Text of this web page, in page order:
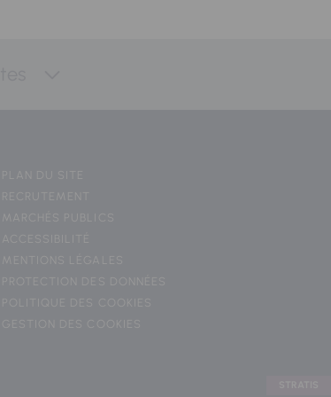
PLAN DU SITE
RECRUTEMENT
MARCHÉS PUBLICS
ACCESSIBILITÉ
MENTIONS LÉGALES